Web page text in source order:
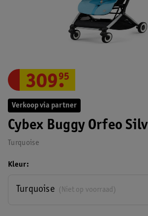
Verkoop via partner
Cybex Buggy Orfeo
Turquoise
309.
95
Kleur
(Niet op voorraad)
Turquoise